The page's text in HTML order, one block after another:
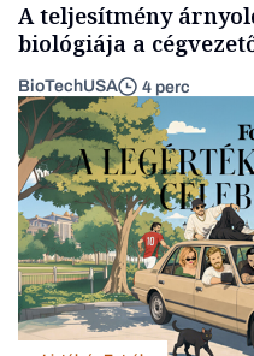
A teljesítmény
biológiája a
BioTechUSA 4 perc